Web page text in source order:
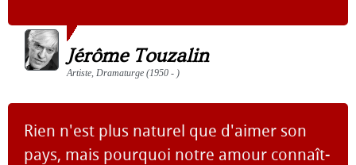
Jérôme Touzalin
Artiste, Dramaturge (1950 - )
Rien n'est plus naturel que d'aimer son
pays, mais pourquoi notre amour connaît-